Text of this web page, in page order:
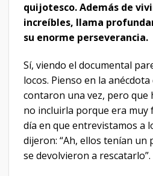
quijotesco. Además de
increíbles, llama
su enorme perseverancia.
Sí, viendo el documental
locos. Pienso en la
contaron una vez, pero que
no incluirla porque era muy
día en que entrevistamos a
dijeron: “Ah, ellos tenían un
se devolvieron a